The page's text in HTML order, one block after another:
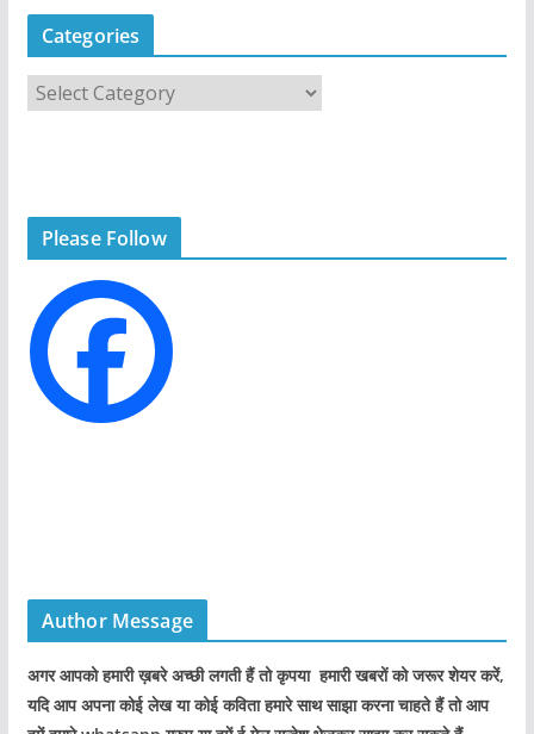
Categories
e
s
Please Follow
Author Message
अगर आपको हमारी ख़बरे अच्छी लगती हैं तो कृपया हमारी खबरों को जरूर शेयर करें,
यदि आप अपना कोई लेख या कोई कविता हमारे साथ साझा करना चाहते हैं तो आप